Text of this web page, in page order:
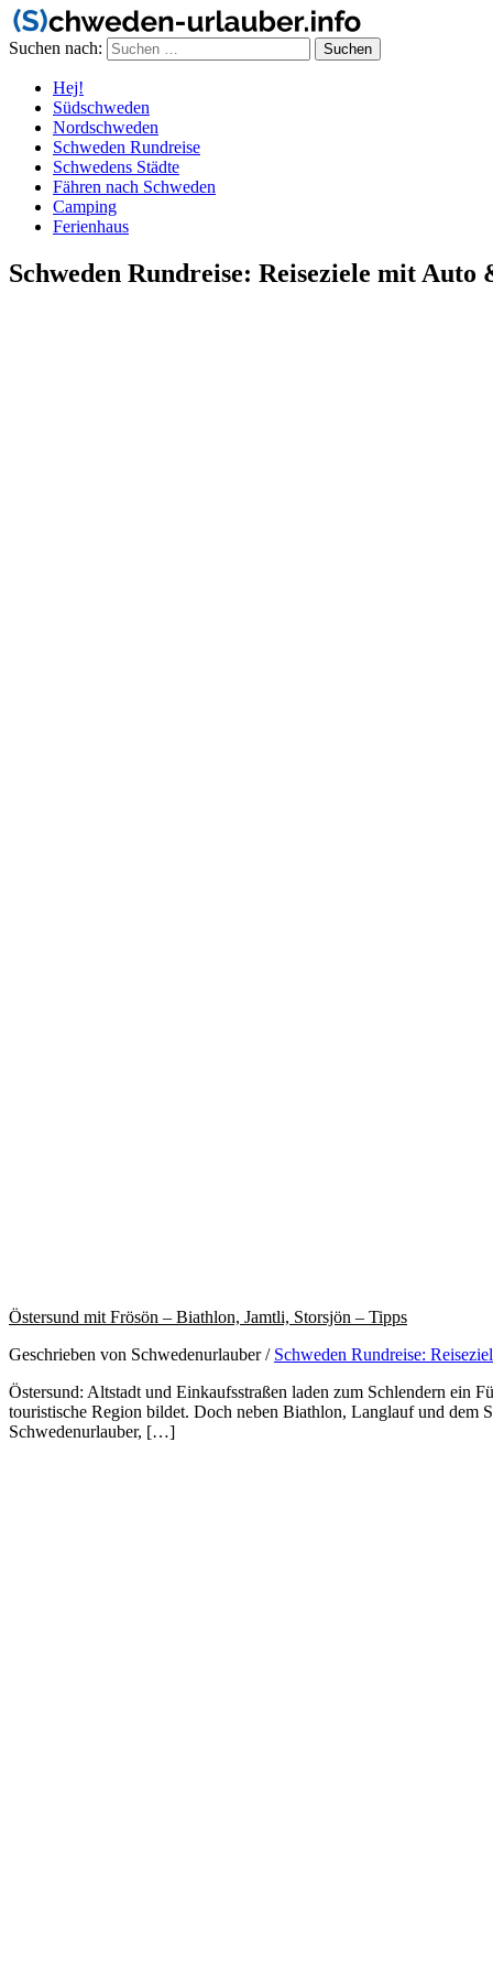
Suchen nach:
Hej!
Südschweden
Nordschweden
Schweden Rundreise
Schwedens Städte
Fähren nach Schweden
Camping
Ferienhaus
Schweden Rundreise: Reiseziele mit Auto
Östersund mit Frösön – Biathlon, Jamtli, Storsjön – Tipps
Geschrieben von Schwedenurlauber/ Schweden Rundreise:
Östersund: Altstadt und Einkaufsstraßen laden zum Schlendern ein
touristische Region bildet. Doch neben Biathlon, Langlauf und dem
Schwedenurlauber, […]